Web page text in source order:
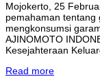
Mojokerto, 25
pemahaman tentang
mengkonsumsi
AJINOMOTO
Kesejahteraan
Read more